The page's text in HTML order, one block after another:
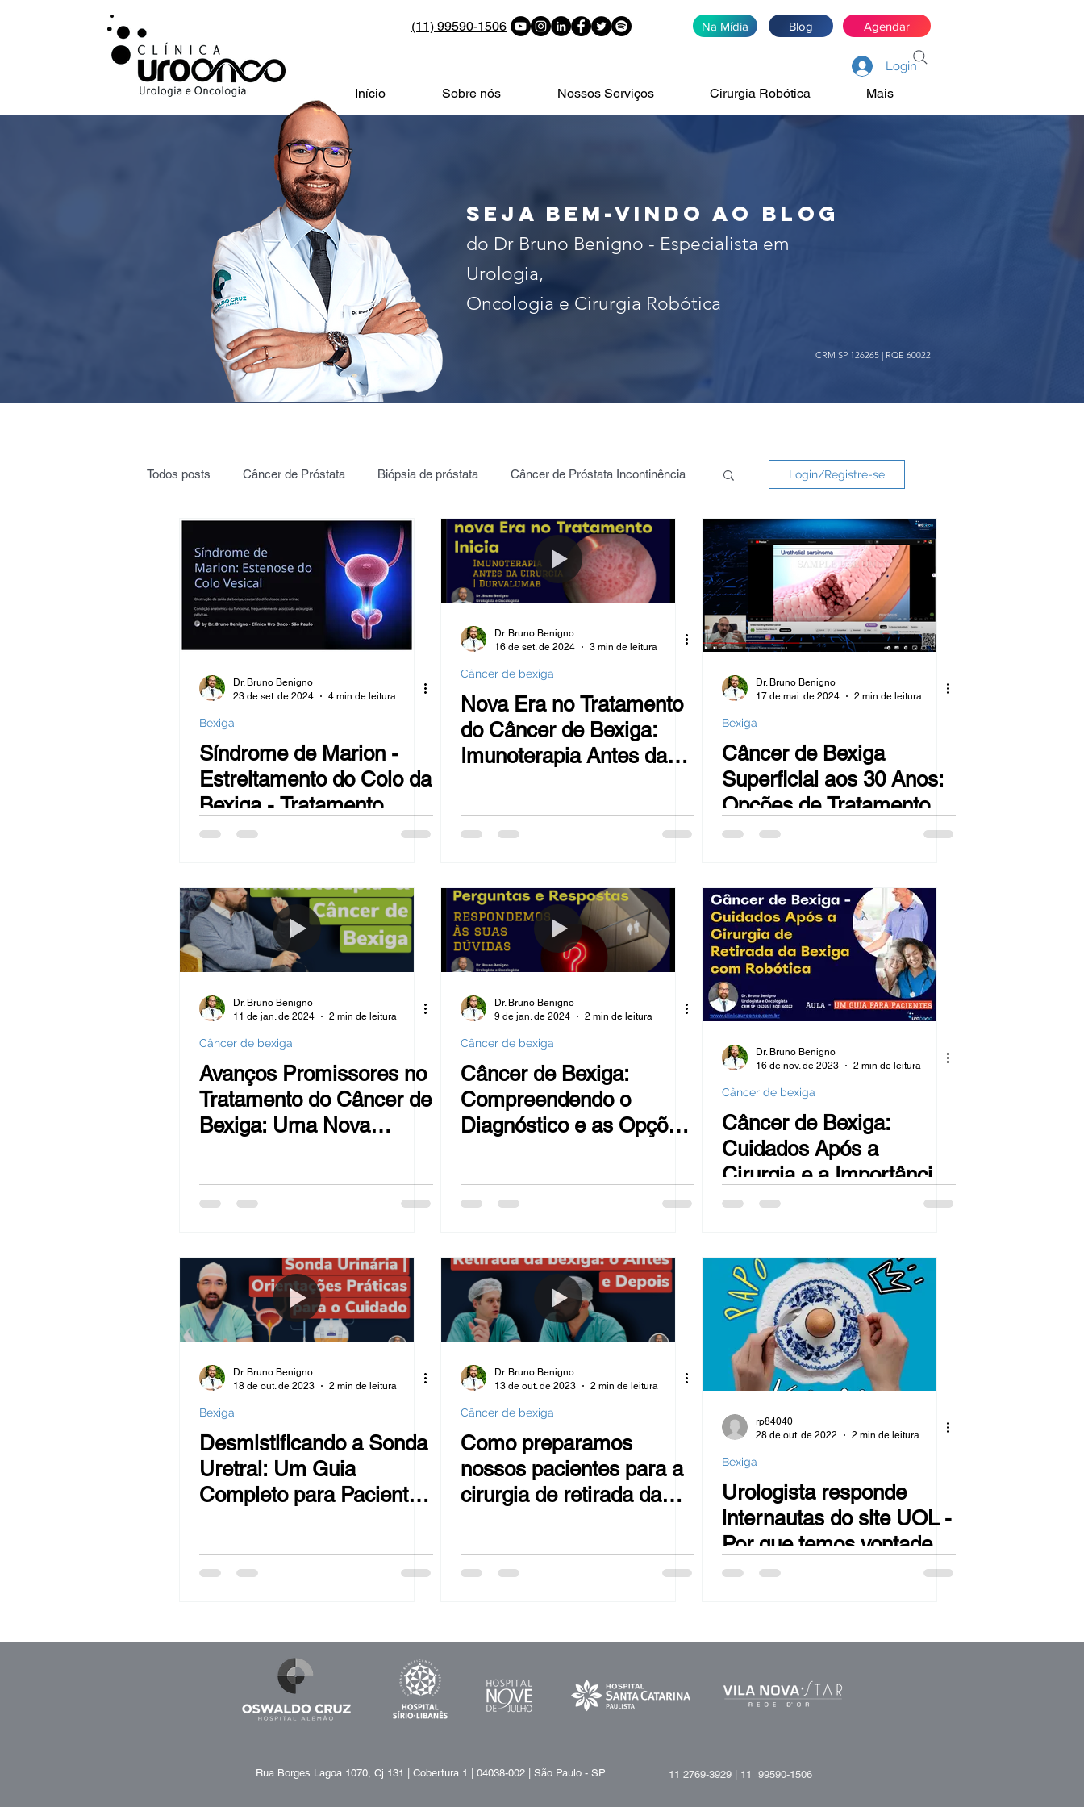
(11) 99590-1506 Na Mídia Blog Agendar
Login
Início Sobre nós Nossos Serviços Cirurgia Robótica Mais
Urologista especialista no tratamento do câncer de próstata, rim e
bexiga, na cidada de São Paulo. Especialista em cirurgia robótica
da prostata.
seja bem-vindo ao blog
do Dr Bruno Benigno - Especialista em
Urologia,
Oncologia e Cirurgia Robótica
CRM SP 126265 | RQE 60022
Todos posts Câncer de Próstata Biópsia de próstata Câncer de Próstata Incontinência
Radioterapia câncer de Próstata PROSTATA: PSA | 4K | PHI | PCA3
Vigilância ativa Vasectomia Testículos | Câncer Câncer de bexiga
Estenose de JUP
Hiperplasia Benigna da Próstata - H HPB - REZUM Embolização da Próstata
Sangue na urina (hematúrias) Hérnia inguinal
Reversão de Vasectomia Obesidade imunoterapia Câncer de rim
Login/Registre-se
Dr. Bruno Benigno
23 de set. de 2024
4 min de leitura
Bexiga
Síndrome de Marion -
Estreitamento do Colo da
Bexiga - Tratamento
Dr. Bruno Benigno
16 de set. de 2024
3 min de leitura
Câncer de bexiga
Nova Era no Tratamento
do Câncer de Bexiga:
Imunoterapia Antes da
Dr. Bruno Benigno
17 de mai. de 2024
2 min de leitura
Bexiga
Câncer de Bexiga
Superficial aos 30 Anos:
Opções de Tratamento e
Prognóstico. Aula para
Dr. Bruno Benigno
11 de jan. de 2024
2 min de leitura
Câncer de bexiga
Avanços Promissores no
Tratamento do Câncer de
Bexiga: Uma Nova
Dr. Bruno Benigno
9 de jan. de 2024
2 min de leitura
Câncer de bexiga
Câncer de Bexiga:
Compreendendo o
Diagnóstico e as Opções
Dr. Bruno Benigno
16 de nov. de 2023
2 min de leitura
Câncer de bexiga
Câncer de Bexiga:
Cuidados Após a
Cirurgia e a Importância
da Técnica Robótica
Dr. Bruno Benigno
18 de out. de 2023
2 min de leitura
Bexiga
Desmistificando a Sonda
Uretral: Um Guia
Completo para Pacientes
Dr. Bruno Benigno
13 de out. de 2023
2 min de leitura
Câncer de bexiga
Como preparamos
nossos pacientes para a
cirurgia de retirada da
rp84040
28 de out. de 2022
2 min de leitura
Bexiga
Urologista responde
internautas do site UOL -
Por que temos vontade
de fazer xixi durante o
Rua Borges Lagoa 1070, Cj 131 | Cobertura 1 | 04038-002 | São Paulo - SP 11 2769-3929 | 11 99590-1506